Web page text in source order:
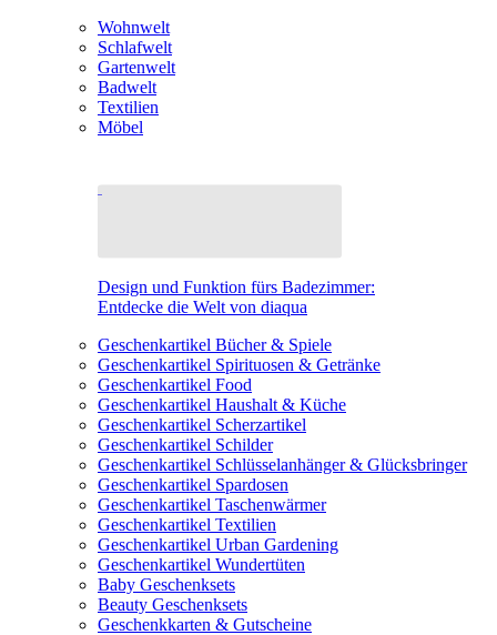
Wohnwelt
Schlafwelt
Gartenwelt
Badwelt
Textilien
Möbel
Design und Funktion fürs Badezimmer:
Entdecke die Welt von diaqua
Geschenkartikel Bücher & Spiele
Geschenkartikel Spirituosen & Getränke
Geschenkartikel Food
Geschenkartikel Haushalt & Küche
Geschenkartikel Scherzartikel
Geschenkartikel Schilder
Geschenkartikel Schlüsselanhänger & Glücksbringer
Geschenkartikel Spardosen
Geschenkartikel Taschenwärmer
Geschenkartikel Textilien
Geschenkartikel Urban Gardening
Geschenkartikel Wundertüten
Baby Geschenksets
Beauty Geschenksets
Geschenkkarten & Gutscheine